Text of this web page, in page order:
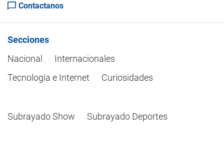
Contactanos
Secciones
Nacional
Internacionales
Tecnología e Internet
Curiosidades
Subrayado Show Subrayado Deportes